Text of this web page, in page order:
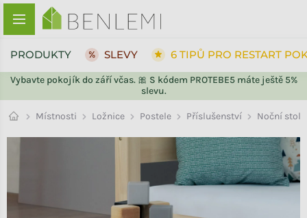
Přejít na obsah
Vybavte pokojík do září včas. 🎀 S kódem PROTEBE5 máte ještě 5%
slevu.
PRODUKTY SLEVY 6 TIPŮ PRO RESTART
Místnosti Ložnice Postele Příslušenství Noční
ZPĚT DO OBCHODU
ZPĚT DO OBCHODU